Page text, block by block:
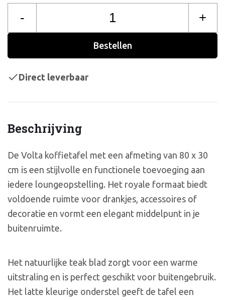
Beschrijving
De Volta koffietafel met een afmeting van 80 x 30
cm is een stijlvolle en functionele toevoeging aan
iedere loungeopstelling. Het royale formaat biedt
voldoende ruimte voor drankjes, accessoires of
decoratie en vormt een elegant middelpunt in je
buitenruimte.
Het natuurlijke teak blad zorgt voor een warme
uitstraling en is perfect geschikt voor buitengebruik.
Het latte kleurige onderstel geeft de tafel een
- +
Bestellen
Direct leverbaar